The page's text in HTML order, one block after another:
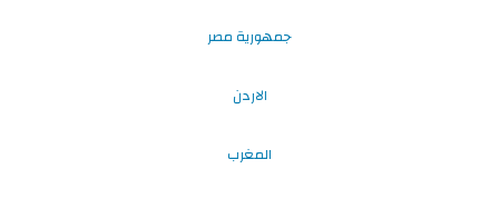
جمهورية مصر
الاردن
المغرب